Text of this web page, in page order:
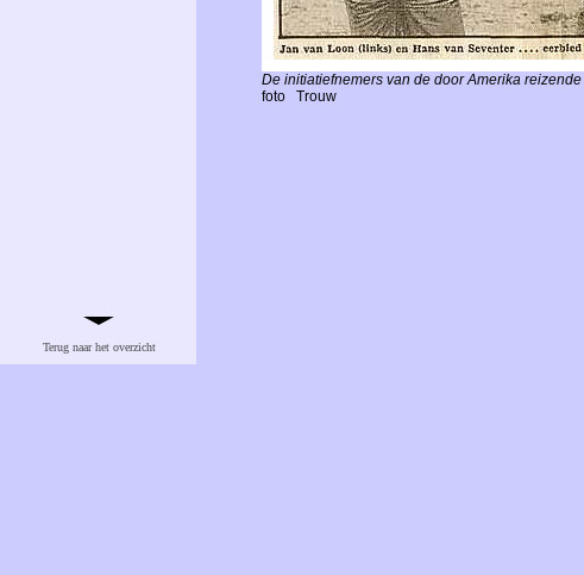
De initiatiefnemers van de door Amerika
foto
Trouw
Terug naar het overzicht